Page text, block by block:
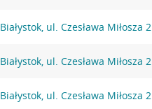
Białystok, ul. Czesława Miłosza 2
Białystok, ul. Czesława Miłosza 2
Białystok, ul. Czesława Miłosza 2